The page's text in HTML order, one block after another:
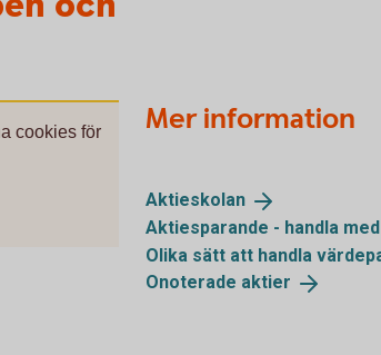
cookies för
Mer information
Aktieskolan
Aktiesparande - handla
Olika sätt att handla
Onoterade aktier